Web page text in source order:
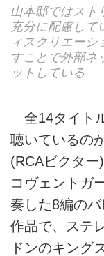
山本邸ではスト
充分に配慮して
ィスクリエー
すことで外部ネ
ットしている
全14タイト
聴いているの
(RCAビクタ
コヴェントガ
奏した8編の
作品で、ステ
ドンのキング